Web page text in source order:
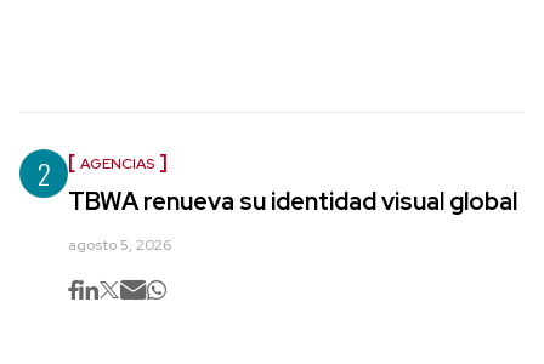
2 AGENCIAS
TBWA renueva su identidad visual global
agosto 5, 2026